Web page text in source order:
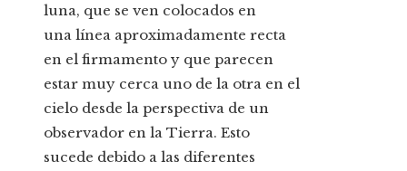
luna, que se ven colocados en
una línea aproximadamente recta
en el firmamento y que parecen
estar muy cerca uno de la otra en el
cielo desde la perspectiva de un
observador en la Tierra. Esto
sucede debido a las diferentes